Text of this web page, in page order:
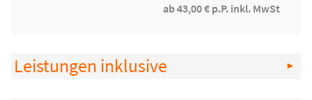
ab 43,00 € p.P. inkl. MwSt
Leistungen inklusive